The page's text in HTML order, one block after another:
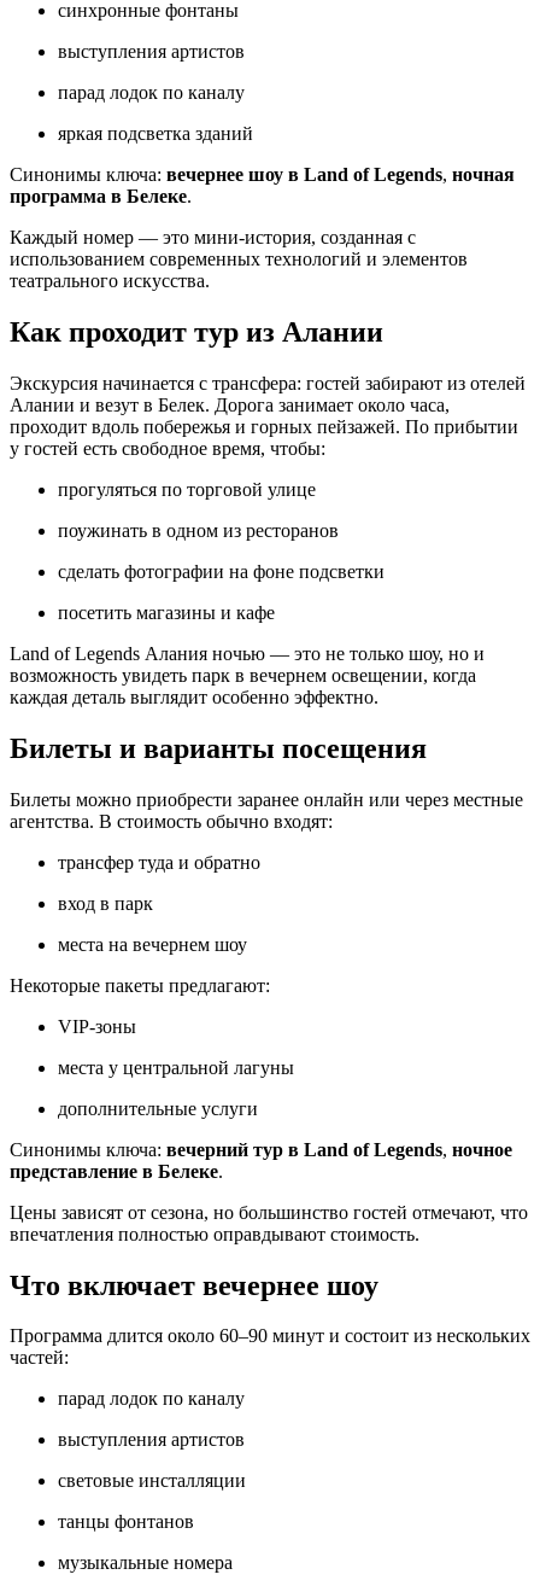
синхронные фонтаны
выступления артистов
парад лодок по каналу
яркая подсветка зданий
Синонимы ключа: вечернее шоу в Land of Legends, ночная
программа в Белеке.
Каждый номер — это мини‑история, созданная с
использованием современных технологий и элементов
театрального искусства.
Как проходит тур из Алании
Экскурсия начинается с трансфера: гостей забирают из отелей
Алании и везут в Белек. Дорога занимает около часа,
проходит вдоль побережья и горных пейзажей. По прибытии
у гостей есть свободное время, чтобы:
прогуляться по торговой улице
поужинать в одном из ресторанов
сделать фотографии на фоне подсветки
посетить магазины и кафе
Land of Legends Алания ночью — это не только шоу, но и
возможность увидеть парк в вечернем освещении, когда
каждая деталь выглядит особенно эффектно.
Билеты и варианты посещения
Билеты можно приобрести заранее онлайн или через местные
агентства. В стоимость обычно входят:
трансфер туда и обратно
вход в парк
места на вечернем шоу
Некоторые пакеты предлагают:
VIP‑зоны
места у центральной лагуны
дополнительные услуги
Синонимы ключа: вечерний тур в Land of Legends, ночное
представление в Белеке.
Цены зависят от сезона, но большинство гостей отмечают, что
впечатления полностью оправдывают стоимость.
Что включает вечернее шоу
Программа длится около 60–90 минут и состоит из нескольких
частей:
парад лодок по каналу
выступления артистов
световые инсталляции
танцы фонтанов
музыкальные номера